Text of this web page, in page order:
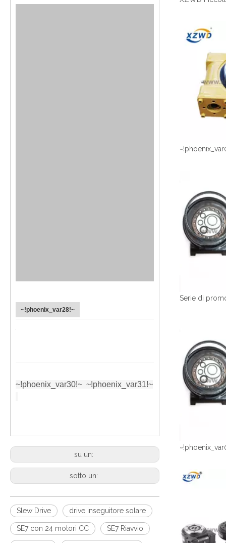
~!phoenix_var28!~
~!phoenix_var30!~ ~!phoenix_var31!~
su un:
sotto un:
Slew Drive drive inseguitore solare
SE7 con 24 motori CC SE7 Riavvio